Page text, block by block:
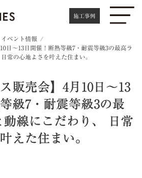
施工事例
イベント情報
日～13日開催！断熱等級7・耐震等級3の最高ラ
常の心地よさを叶えた住まい。
販売会】4月10日～13
級7・耐震等級3の最
動線にこだわり、 日常
えた住まい。